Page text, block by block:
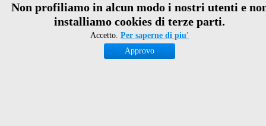
Non profiliamo in alcun modo i nostri utenti e
installiamo cookies di terze parti.
Accetto. Per saperne di piu'
Approvo